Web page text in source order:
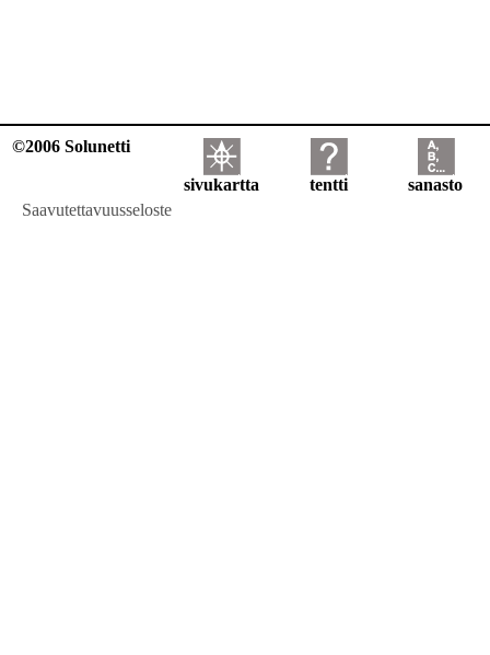
©2006 Solunetti
sivukartta tentti
sanasto
Saavutettavuusseloste